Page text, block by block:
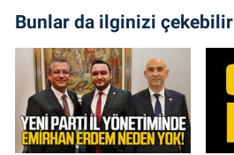
Bunlar da ilginizi çekebilir